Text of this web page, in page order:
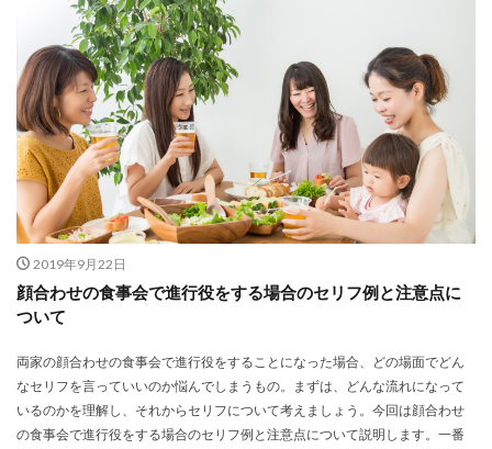
2019年9月22日
顔合わせの食事会で進行役をする場合のセリフ例と注意点に
ついて
両家の顔合わせの食事会で進行役をすることになった場合、どの場面でどん
なセリフを言っていいのか悩んでしまうもの。まずは、どんな流れになって
いるのかを理解し、それからセリフについて考えましょう。今回は顔合わせ
の食事会で進行役をする場合のセリフ例と注意点について説明します。一番